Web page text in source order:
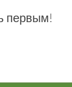
первым!